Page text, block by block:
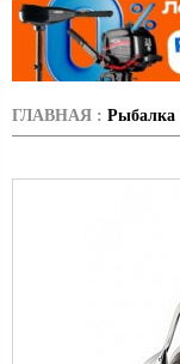
ГЛАВНАЯ : Рыбалка